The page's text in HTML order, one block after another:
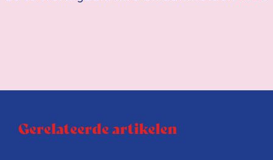
Gerelateerde artikelen